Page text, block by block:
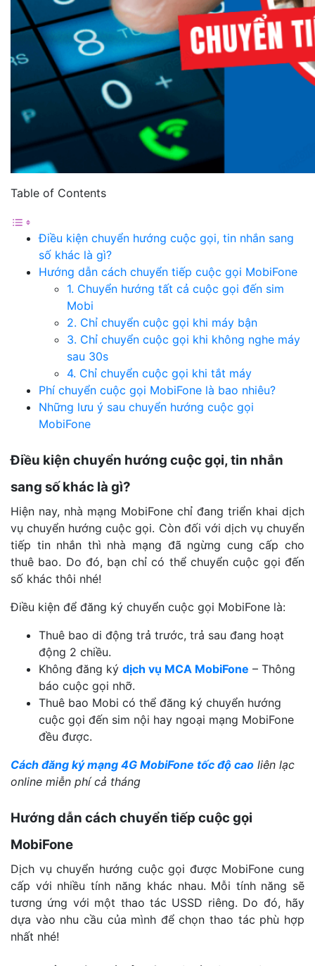
Table of Contents
Điều kiện chuyển hướng cuộc gọi, tin nhắn sang
số khác là gì?
Hướng dẫn cách chuyển tiếp cuộc gọi MobiFone
1. Chuyển hướng tất cả cuộc gọi đến sim
Mobi
2. Chỉ chuyển cuộc gọi khi máy bận
3. Chỉ chuyển cuộc gọi khi không nghe máy
sau 30s
4. Chỉ chuyển cuộc gọi khi tắt máy
Phí chuyển cuộc gọi MobiFone là bao nhiêu?
Những lưu ý sau chuyển hướng cuộc gọi
MobiFone
Điều kiện chuyển hướng cuộc gọi, tin nhắn
sang số khác là gì?
Hiện nay, nhà mạng MobiFone chỉ đang triển khai dịch
vụ chuyển hướng cuộc gọi. Còn đối với dịch vụ chuyển
tiếp tin nhắn thì nhà mạng đã ngừng cung cấp cho
thuê bao. Do đó, bạn chỉ có thể chuyển cuộc gọi đến
số khác thôi nhé!
Điều kiện để đăng ký chuyển cuộc gọi MobiFone là:
Thuê bao di động trả trước, trả sau đang hoạt
động 2 chiều.
Không đăng ký dịch vụ MCA MobiFone – Thông
báo cuộc gọi nhỡ.
Thuê bao Mobi có thể đăng ký chuyển hướng
cuộc gọi đến sim nội hay ngoại mạng MobiFone
đều được.
Cách đăng ký mạng 4G MobiFone tốc độ cao liên lạc
online miễn phí cả tháng
Hướng dẫn cách chuyển tiếp cuộc gọi
MobiFone
Dịch vụ chuyển hướng cuộc gọi được MobiFone cung
cấp với nhiều tính năng khác nhau. Mỗi tính năng sẽ
tương ứng với một thao tác USSD riêng. Do đó, hãy
dựa vào nhu cầu của mình để chọn thao tác phù hợp
nhất nhé!